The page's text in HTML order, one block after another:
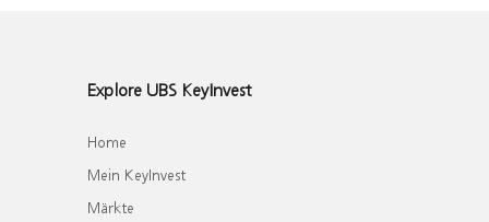
Explore UBS KeyInvest
Home
Mein KeyInvest
Märkte